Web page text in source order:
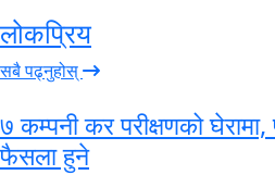
लोकप्रिय
सबै पढ्नुहोस्
७ कम्पनी कर परीक्षणको
फैसला हुने